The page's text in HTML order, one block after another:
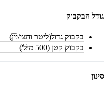
גודל הבקבוק
בקבוק גדול(ליטר וחצי/יין)
בקבוק קטן (500 מיל')
סינון